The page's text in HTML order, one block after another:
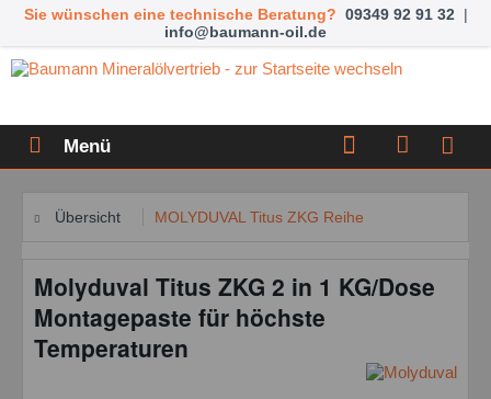
Sie wünschen eine technische Beratung? 09349 92 91 32 |
info@baumann-oil.de
Menü
Übersicht MOLYDUVAL Titus ZKG Reihe
Molyduval Titus ZKG 2 in 1 KG/Dose
Montagepaste für höchste
Temperaturen